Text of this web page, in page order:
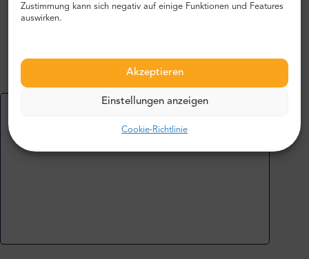
Zustimmung kann sich negativ auf einige Funktionen und Features
auswirken.
Akzeptieren
Einstellungen anzeigen
Cookie-Richtlinie
Mehr erfahren oder deine Meinung hinzufügen